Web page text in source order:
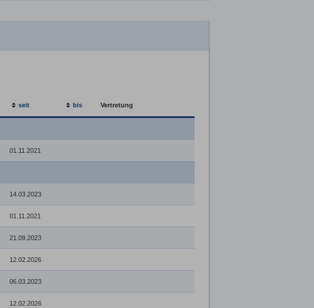
seit bis Vertretung
01.11.2021
14.03.2023
01.11.2021
21.09.2023
12.02.2026
06.03.2023
12.02.2026